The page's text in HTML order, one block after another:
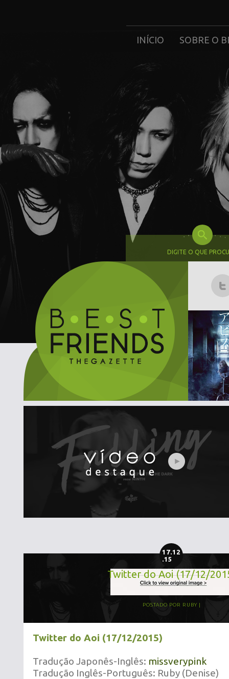
INÍCIO SOBRE O
DIGITE O QUE
17.12
.15
Twitter do Aoi (17/12/
POSTADO POR RUBY
Twitter do Aoi (17/12/2015)
Tradução Japonês-Inglês: missverypink
Tradução Inglês-Português: Ruby (Denise)